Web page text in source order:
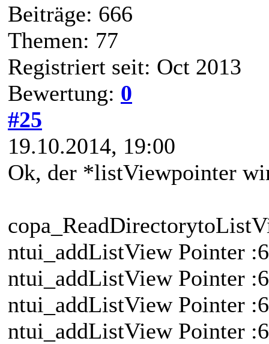
Beiträge: 666
Themen: 77
Registriert seit: Oct 2013
Bewertung: 0
#25
19.10.2014, 19:00
Ok, der *listViewpointer
ntui_addListView Pointer
ntui_addListView Pointer
ntui_addListView Pointer
ntui_addListView Pointer